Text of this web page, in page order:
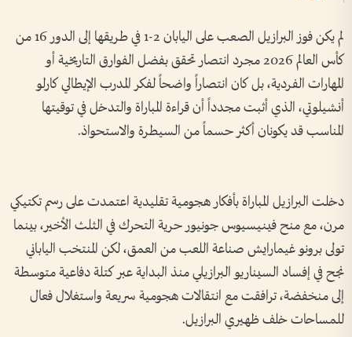
لم يكن فوز البرازيل الصعب على اليابان 2-1 في طريقها إلى الدور 16 من
كأس العالم 2026 مجرد انتصار تحقق بفضل الفوارق التاريخية أو
المهارات الفردية، بل كان انتصاراً واضحاً لفكر المدرب الإيطالي كارلو
أنشيلوتي، الذي أثبت مجدداً أن قراءة المباراة والتدخل في توقيتها
المناسب قد يكونان أكثر حسماً من السيطرة والاستحواذ.
دخلت البرازيل المباراة بأفكار هجومية تقليدية اعتمدت على رسم تكتيكي
مرن، مع منح فينيسيوس جونيور حرية التحرك في الثلث الأخير، بينما
تولى برونو غيمارايش صناعة اللعب من العمق، لكن المنتخب الياباني
نجح في إفساد السيناريو البرازيلي منذ البداية عبر كتلة دفاعية متوسطة
إلى منخفضة، ترافقت مع انتقالات هجومية سريعة واستغلال فعال
للمساحات خلف ظهيري البرازيل.